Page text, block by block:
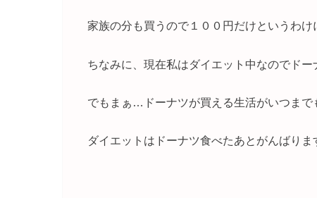
家族の分も買うので１００円だけというわけ
ちなみに、現在私はダイエット中なのでド
でもまぁ…ドーナツが買える生活がいつまで
ダイエットはドーナツ食べたあとがんばりま